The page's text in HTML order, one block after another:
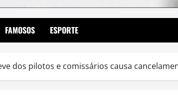
FAMOSOS ESPORTE
dos pilotos e comissários causa